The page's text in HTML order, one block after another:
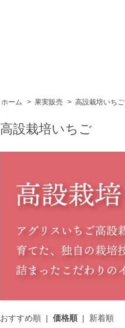
ホーム > 果実販売 > 高設栽培いちご
高設栽培いちご
おすすめ順| 価格順| 新着順